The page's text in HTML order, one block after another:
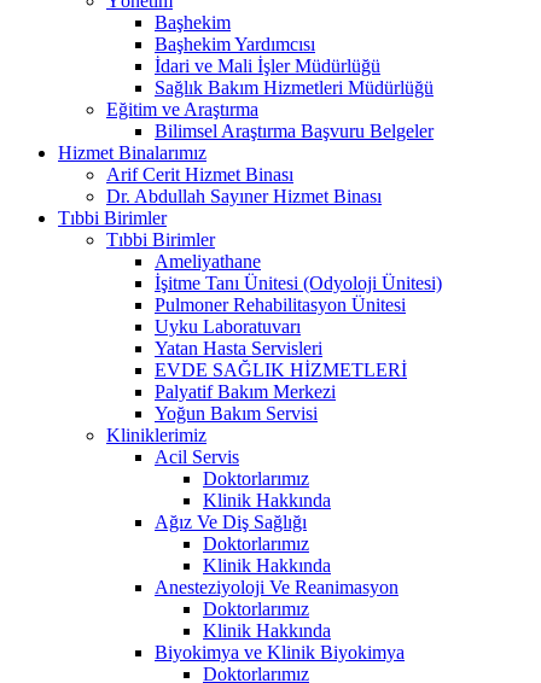
Başhekim
Başhekim Yardımcısı
İdari ve Mali İşler Müdürlüğü
Sağlık Bakım Hizmetleri Müdürlüğü
Eğitim ve Araştırma
Bilimsel Araştırma Başvuru Belgeler
Hizmet Binalarımız
Arif Cerit Hizmet Binası
Dr. Abdullah Sayıner Hizmet Binası
Tıbbi Birimler
Tıbbi Birimler
Ameliyathane
İşitme Tanı Ünitesi (Odyoloji Ünitesi)
Pulmoner Rehabilitasyon Ünitesi
Uyku Laboratuvarı
Yatan Hasta Servisleri
EVDE SAĞLIK HİZMETLERİ
Palyatif Bakım Merkezi
Yoğun Bakım Servisi
Kliniklerimiz
Acil Servis
Doktorlarımız
Klinik Hakkında
Ağız Ve Diş Sağlığı
Doktorlarımız
Klinik Hakkında
Anesteziyoloji Ve Reanimasyon
Doktorlarımız
Klinik Hakkında
Biyokimya ve Klinik Biyokimya
Doktorlarımız